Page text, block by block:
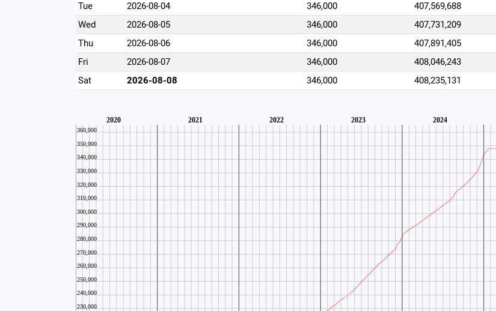
Tue
2026-08-04 346,000 407,569,688
Wed
2026-08-05 346,000 407,731,209
Thu
2026-08-06 346,000 407,891,405
Fri
2026-08-07 346,000 408,046,243
Sat
2026-08-08 346,000 408,235,131